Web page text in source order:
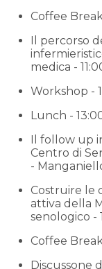
Coffee
Il percorso
medica -
Workshop -
Lunch -
Il follow up
Centro di
-
Costruire le
attiva della
senologico -
Coffee
Discussone